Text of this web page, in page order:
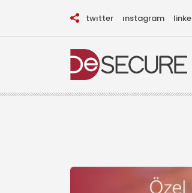
twitter instagram